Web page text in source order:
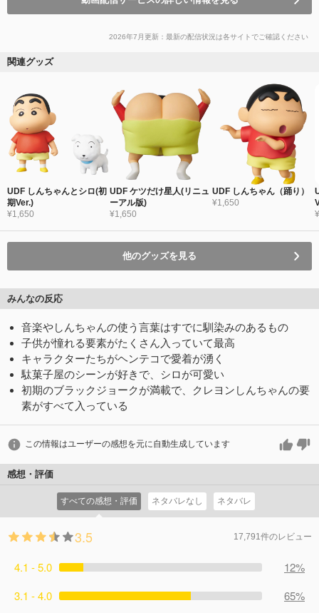
2026年7月更新：最新の配信状況は各サイトでご確認ください
関連グッズ
UDF しんちゃんとシロ(初
期Ver.)
¥1,650
UDF ケツだけ星人(リニュ
ーアル版)
¥1,650
UDF しんちゃん（踊り）
¥1,650
他のグッズを見る
みんなの反応
音楽やしんちゃんの使う言葉はすでに馴染みのあるもの
子供が憧れる要素がたくさん入っていて最高
キャラクターたちがヘンテコで愛着が湧く
駄菓子屋のシーンが好きで、シロが可愛い
初期のブラックジョークが満載で、クレヨンしんちゃんの要
素がすべて入っている
この情報はユーザーの感想を元に自動生成しています
感想・評価
すべての感想・評価 ネタバレなし ネタバレ
3.5 17,791件のレビュー
4.1 - 5.0
12%
3.1 - 4.0
65%